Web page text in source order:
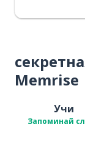
Memrise
Учи
Запоминай